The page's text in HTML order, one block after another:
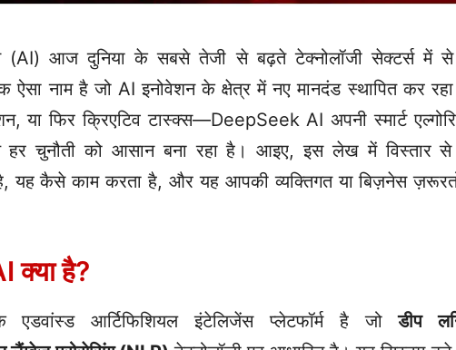
(AI) आज दुनिया के सबसे तेजी से बढ़ते टेक्नोलॉजी सेक्टर्स में
ऐसा नाम है जो AI इनोवेशन के क्षेत्र में नए मानदंड स्थापित कर
या फिर क्रिएटिव टास्क्स—DeepSeek AI अपनी स्मार्ट
हर चुनौती को आसान बना रहा है। आइए, इस लेख में विस्तार
यह कैसे काम करता है, और यह आपकी व्यक्तिगत या बिज़नेस
क्या है?
आर्टिफिशियल इंटेलिजेंस प्लेटफॉर्म है जोडीप